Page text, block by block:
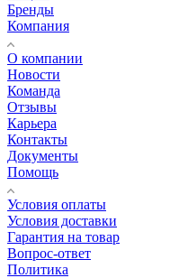
Бренды
Компания
О компании
Новости
Команда
Отзывы
Карьера
Контакты
Документы
Помощь
Условия оплаты
Условия доставки
Гарантия на товар
Вопрос-ответ
Политика